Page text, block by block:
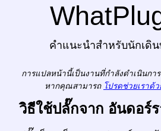
คำแนะนำสำหรับนักเดิ
การแปลหน้านี้เป็นงานที่กำลังดำเนินก
หากคุณสามารถ โปรดช่วยเราด้
วิธีใช้ปลั๊กจาก อันดอร์